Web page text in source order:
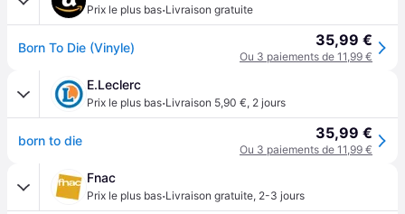
Prix le plus bas·Livraison gratuite
Born To Die (Vinyle) 35,99 €
Ou 3 paiements de 11,99 €
E.Leclerc
Prix le plus bas·Livraison 5,90 €, 2 jours
born to die 35,99 €
Ou 3 paiements de 11,99 €
Fnac
Prix le plus bas·Livraison gratuite, 2-3 jours